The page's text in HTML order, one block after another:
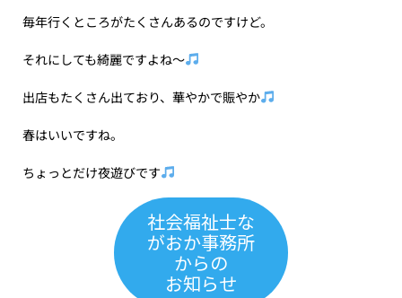
毎年行くところがたくさんあるのですけど。
それにしても綺麗ですよね〜
出店もたくさん出ており、華やかで賑やか
春はいいですね。
ちょっとだけ夜遊びです
社会福祉士な
がおか事務所
からの
お知らせ